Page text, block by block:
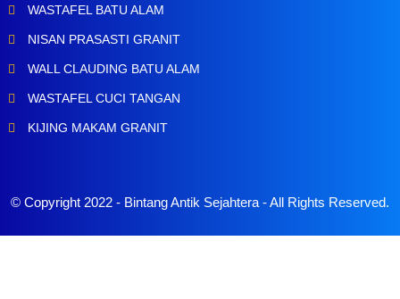
WASTAFEL BATU ALAM
NISAN PRASASTI GRANIT
WALL CLAUDING BATU ALAM
WASTAFEL CUCI TANGAN
KIJING MAKAM GRANIT
© Copyright 2022 - Bintang Antik Sejahtera- All Rights Reserved.